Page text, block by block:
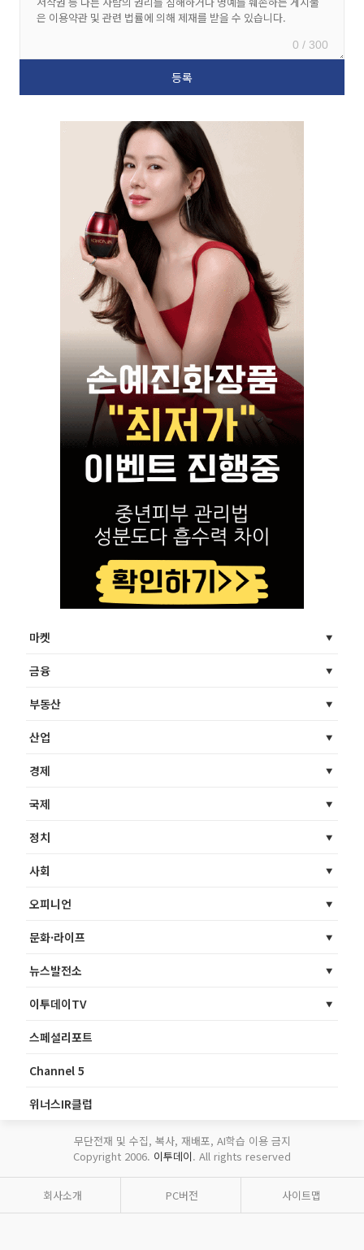
0 / 300
마켓
금융
부동산
산업
경제
국제
정치
사회
오피니언
문화·라이프
뉴스발전소
이투데이TV
스페셜리포트
Channel 5
위너스IR클럽
무단전재 및 수집, 복사, 재배포, AI학습 이용 금지
Copyright 2006. 이투데이. All rights reserved
회사소개 PC버전 사이트맵